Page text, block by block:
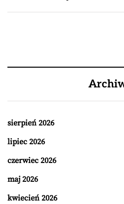
sierpień 2026
lipiec 2026
czerwiec 2026
maj 2026
kwiecień 2026